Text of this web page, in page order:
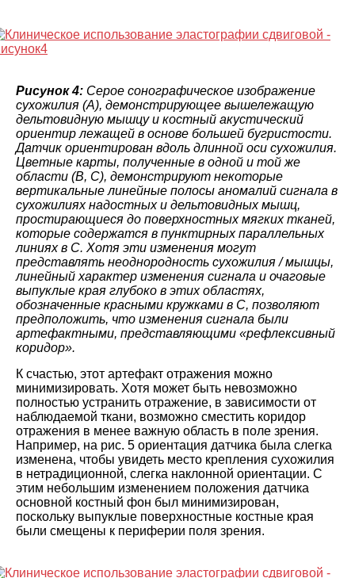
Рисунок 4: Серое сонографическое изображение
сухожилия (A), демонстрирующее вышележащую
дельтовидную мышцу и костный акустический
ориентир лежащей в основе большей бугристости.
Датчик ориентирован вдоль длинной оси сухожилия.
Цветные карты, полученные в одной и той же
области (B, C), демонстрируют некоторые
вертикальные линейные полосы аномалий сигнала в
сухожилиях надостных и дельтовидных мышц,
простирающиеся до поверхностных мягких тканей,
которые содержатся в пунктирных параллельных
линиях в C. Хотя эти изменения могут
представлять неоднородность сухожилия / мышцы,
линейный характер изменения сигнала и очаговые
выпуклые края глубоко в этих областях,
обозначенные красными кружками в C, позволяют
предположить, что изменения сигнала были
артефактными, представляющими «рефлексивный
коридор».
К счастью, этот артефакт отражения можно
минимизировать. Хотя может быть невозможно
полностью устранить отражение, в зависимости от
наблюдаемой ткани, возможно сместить коридор
отражения в менее важную область в поле зрения.
Например, на рис. 5 ориентация датчика была слегка
изменена, чтобы увидеть место крепления сухожилия
в нетрадиционной, слегка наклонной ориентации. С
этим небольшим изменением положения датчика
основной костный фон был минимизирован,
поскольку выпуклые поверхностные костные края
были смещены к периферии поля зрения.